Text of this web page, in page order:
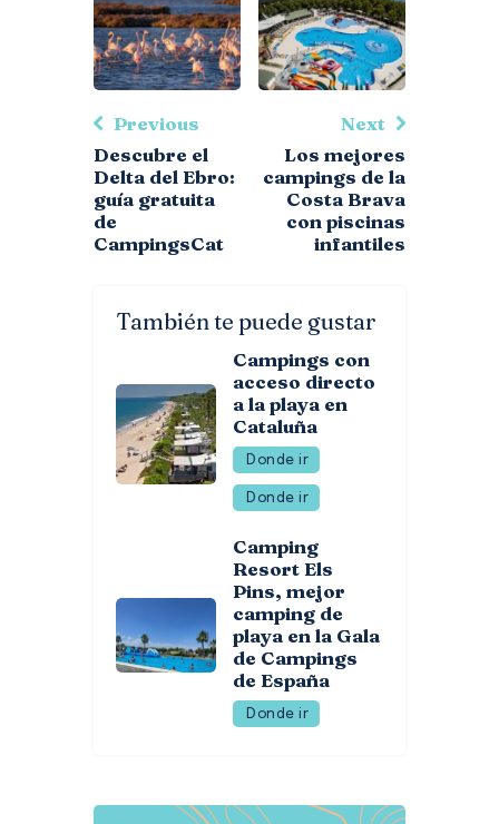
Previous
Descubre el
Delta del Ebro:
guía gratuita
de
CampingsCat
Next
Los mejores
campings de la
Costa Brava
con piscinas
infantiles
También te puede gustar
Campings con
acceso directo
a la playa en
Cataluña
Donde ir
Donde ir
Camping
Resort Els
Pins, mejor
camping de
playa en la Gala
de Campings
de España
Donde ir